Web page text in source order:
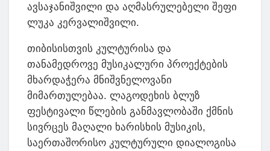
ავსაჯანიშვილი და აღმასრულებელი შეფი
ლუკა კერვალიშვილი.
თიბისისთვის კულტურისა და
თანამედროვე მუსიკალური პროექტების
მხარდაჭერა მნიშვნელოვანი
მიმართულებაა. ლაგოდეხის ბლუზ
ფესტივალი წლების განმავლობაში ქმნის
სივრცეს მაღალი ხარისხის მუსიკის,
საერთაშორისო კულტურული დიალოგისა